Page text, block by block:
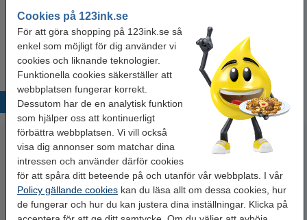
Cookies på 123ink.se
För att göra shopping på 123ink.se så
enkel som möjligt för dig använder vi
cookies och liknande teknologier.
Funktionella cookies säkerställer att
webbplatsen fungerar korrekt.
Dessutom har de en analytisk funktion
som hjälper oss att kontinuerligt
förbättra webbplatsen. Vi vill också
visa dig annonser som matchar dina
intressen och använder därför cookies
för att spåra ditt beteende på och utanför vår webbplats. I vår
Policy gällande cookies kan du läsa allt om dessa cookies, hur
de fungerar och hur du kan justera dina inställningar. Klicka på
Material: plast
Populära produkter